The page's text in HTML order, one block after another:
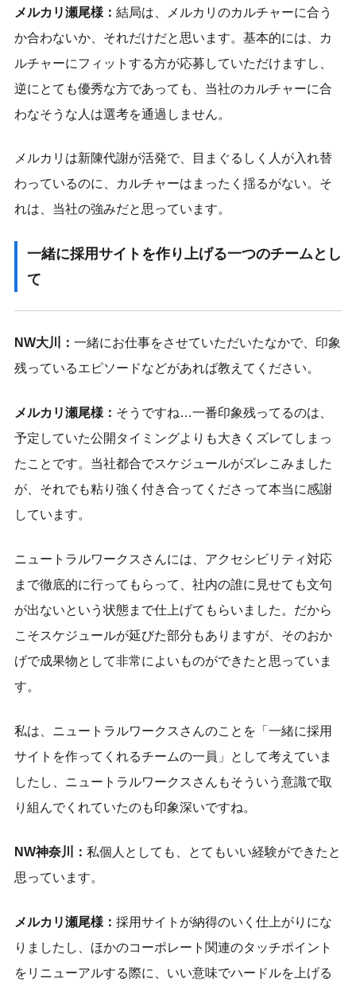
メルカリ瀬尾様： 結局は、メルカリのカルチャーに合う
か合わないか、それだけだと思います。基本的には、カ
ルチャーにフィットする方が応募していただけますし、
逆にとても優秀な方であっても、当社のカルチャーに合
わなそうな人は選考を通過しません。
メルカリは新陳代謝が活発で、目まぐるしく人が入れ替
わっているのに、カルチャーはまったく揺るがない。そ
れは、当社の強みだと思っています。
一緒に採用サイトを作り上げる一つのチームとし
て
NW大川： 一緒にお仕事をさせていただいたなかで、印象
残っているエピソードなどがあれば教えてください。
メルカリ瀬尾様： そうですね…一番印象残ってるのは、
予定していた公開タイミングよりも大きくズレてしまっ
たことです。当社都合でスケジュールがズレこみました
が、それでも粘り強く付き合ってくださって本当に感謝
しています。
ニュートラルワークスさんには、アクセシビリティ対応
まで徹底的に行ってもらって、社内の誰に見せても文句
が出ないという状態まで仕上げてもらいました。だから
こそスケジュールが延びた部分もありますが、そのおか
げで成果物として非常によいものができたと思っていま
す。
私は、ニュートラルワークスさんのことを「一緒に採用
サイトを作ってくれるチームの一員」として考えていま
したし、ニュートラルワークスさんもそういう意識で取
り組んでくれていたのも印象深いですね。
NW神奈川： 私個人としても、とてもいい経験ができたと
思っています。
メルカリ瀬尾様： 採用サイトが納得のいく仕上がりにな
りましたし、ほかのコーポレート関連のタッチポイント
をリニューアルする際に、いい意味でハードルを上げる